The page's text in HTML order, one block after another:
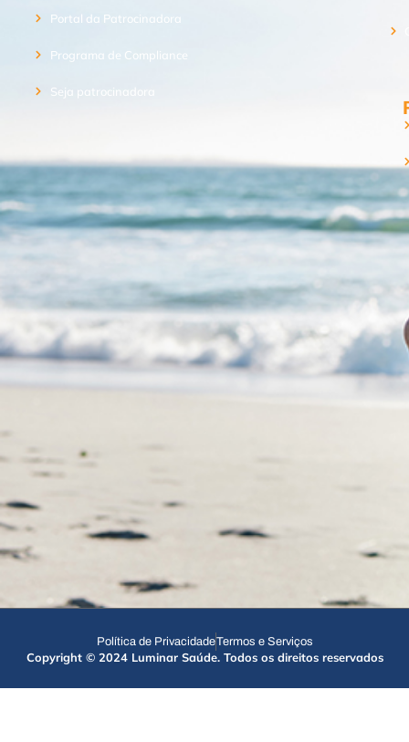
Portal da Patrocinadora
Programa de Compliance
Seja patrocinadora
Política de PrivacidadeTermos e Serviços
Copyright © 2024 Luminar Saúde. Todos os direitos reservados